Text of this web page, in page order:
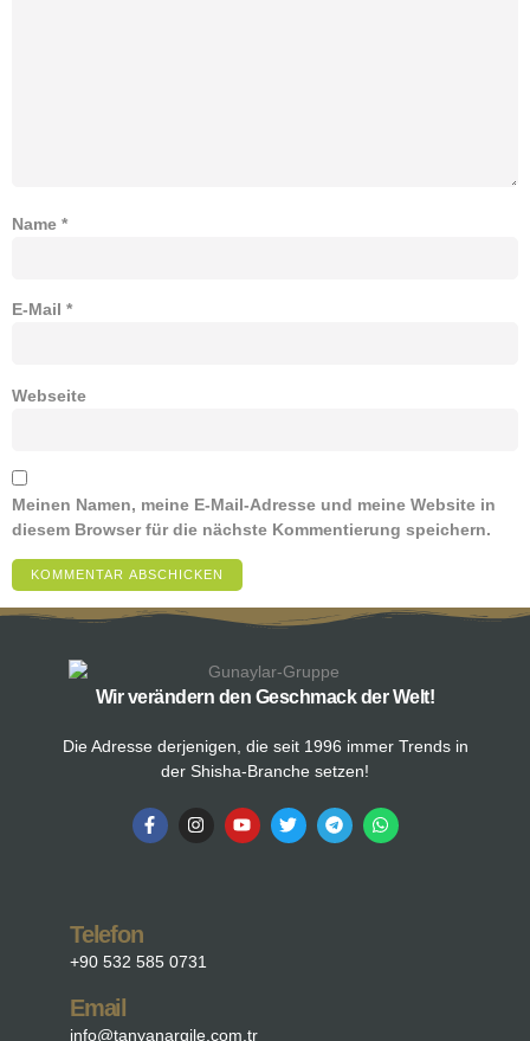
Name *
E-Mail *
Webseite
Meinen Namen, meine E-Mail-Adresse und meine Website in
diesem Browser für die nächste Kommentierung speichern.
Wir verändern den Geschmack der Welt!
Die Adresse derjenigen, die seit 1996 immer Trends in
der Shisha-Branche setzen!
Telefon
+90 532 585 0731
Email
info@tanyanargile.com.tr